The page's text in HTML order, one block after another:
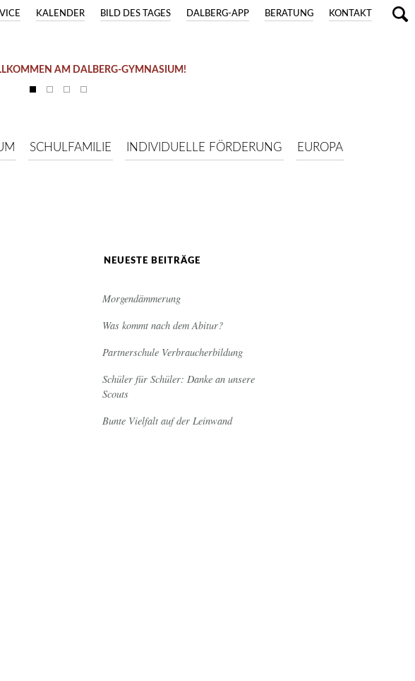
KONTAKT
BERATUNG
DALBERG-APP
BILD DES TAGES
KALENDER
AM DALBERG-GYMNASIUM!
SCHULFAMILIE INDIVIDUELLE FÖRDERUNG EUROPA
NEUESTE BEITRÄGE
Morgendämmerung
Was kommt nach dem Abitur?
Partnerschule Verbraucherbildung
Schüler für Schüler: Danke an unsere
Scouts
Bunte Vielfalt auf der Leinwand